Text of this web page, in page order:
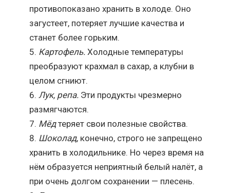
противопоказано хранить в холоде. Оно
загустеет, потеряет лучшие качества и
станет более горьким.
Картофель.Холодные температуры
преобразуют крахмал в сахар, а клубни в
целом сгниют.
Лук, репа. Эти продукты чрезмерно
размягчаются.
Мёдтеряет свои полезные свойства.
Шоколад, конечно, строго не запрещено
хранить в холодильнике. Но через время на
нём образуется неприятный белый налёт, а
при очень долгом сохранении — плесень.